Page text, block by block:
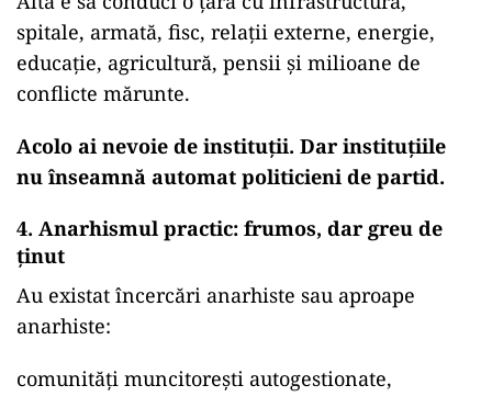
spitale, armată, fisc, relații externe, energie,
educație, agricultură, pensii și milioane de
conflicte mărunte.
Acolo ai nevoie de instituții. Dar instituțiile
nu înseamnă automat politicieni de partid.
4. Anarhismul practic: frumos, dar greu de
ținut
Au existat încercări anarhiste sau aproape
anarhiste:
comunități muncitorești autogestionate,